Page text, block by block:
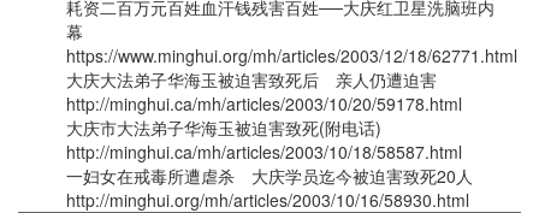
耗资二百万元百姓血汗钱残害百姓──大庆红卫星洗脑班内
幕
https://www.minghui.org/mh/articles/2003/12/18/62771.html
大庆大法弟子华海玉被迫害致死后 亲人仍遭迫害
http://minghui.ca/mh/articles/2003/10/20/59178.html
大庆市大法弟子华海玉被迫害致死(附电话)
http://minghui.ca/mh/articles/2003/10/18/58587.html
一妇女在戒毒所遭虐杀 大庆学员迄今被迫害致死20人
http://minghui.org/mh/articles/2003/10/16/58930.html